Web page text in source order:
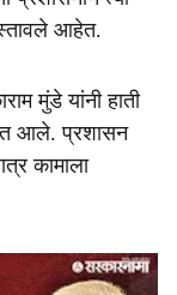
आहेत.
मुंडे यांनी हाती
आले. प्रशासन
कामाला